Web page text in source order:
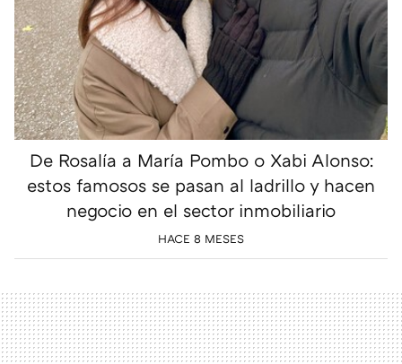
De Rosalía a María Pombo o Xabi Alonso:
estos famosos se pasan al ladrillo y hacen
negocio en el sector inmobiliario
HACE 8 MESES